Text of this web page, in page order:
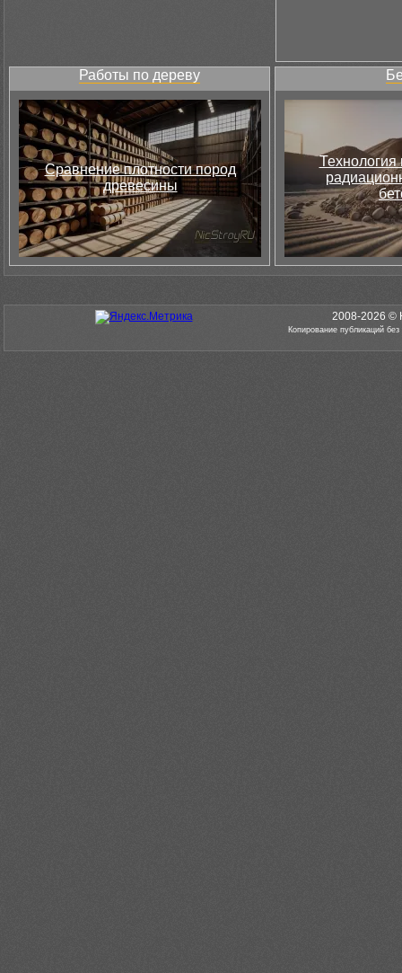
Работы по дереву
Сравнение плотности пород
древесины
Технология
2008-2026 ©
Копирование публикаций